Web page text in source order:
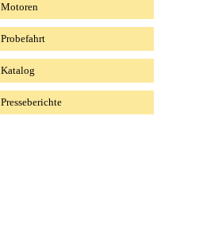
Motoren
Probefahrt
Katalog
Presseberichte